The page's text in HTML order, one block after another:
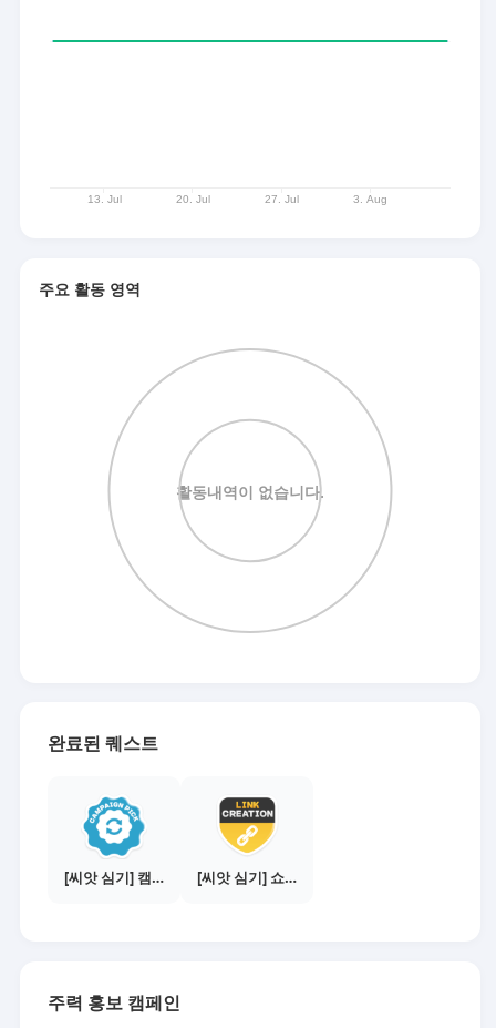
주요 활동 영역
완료된 퀘스트
[씨앗 심기] 캠페인 전환하기 [씨앗 심기] 쇼핑몰 링크 발급하기 - 제휴몰 3곳
주력 홍보 캠페인